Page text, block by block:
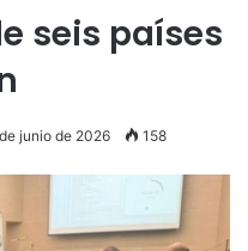
seis países
junio de 2026 158